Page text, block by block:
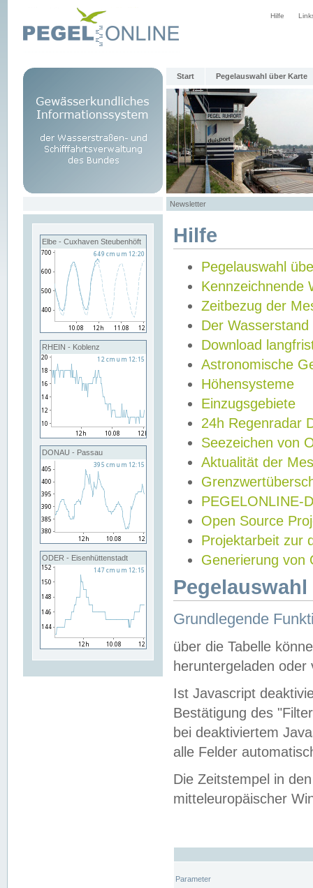
Hilfe
Start Pegelauswahl über Karte
Newsletter
Elbe - Cuxhaven Steubenhöft
RHEIN - Koblenz
DONAU - Passau
ODER - Eisenhüttenstadt
Hilfe
Pegelauswahl
Kennzeichnende
Zeitbezug der
Der Wasserstand
Download
Astronomische
Höhensysteme
Einzugsgebiete
24h Regenradar
Seezeichen von
Aktualität der
PEGELONLINE-
Open Source
Projektarbeit zur
Generierung von
Grundlegende
über die Tabelle
heruntergeladen oder
Ist Javascript
Bestätigung des
bei deaktiviertem
alle Felder
Die Zeitstempel in
mitteleuropäischer
Parameter